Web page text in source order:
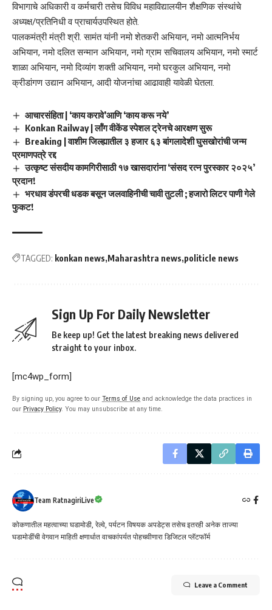
विभागाचे अधिकारी व कर्मचारी तसेच विविध महाविद्यालयीन शैक्षणिक संस्थांचे
अध्यक्ष/प्रतिनिधी व प्राचार्यउपस्थित होते.
पालकमंत्री मंत्री श्री. सामंत यांनी नमो शेतकरी अभियान, नमो आत्मनिर्भय
अभियान, नमो दलित सन्मान अभियान, नमो ग्राम सचिवालय अभियान, नमो स्मार्ट
शाळा अभियान, नमो दिव्यांग शक्ती अभियान, नमो घरकुल अभियान, नमो
क्रीडांगण उद्यान अभियान, आदी योजनांचा आढावाही यावेळी घेतला.
आचारसंहिता | ‘काय करावे’आणि ‘काय करू नये’
Konkan Railway | लॉंग वीकेंड स्पेशल ट्रेनचे आरक्षण सुरू
Breaking | वाशीम जिल्ह्यातील ३ हजार ६३ बांगलादेशी घुसखोरांची जन्म
प्रमाणपत्रे रद्द
उत्कृष्ट संसदीय कामगिरीसाठी १७ खासदारांना ‘संसद रत्न पुरस्कार २०२५’
प्रदान!
भरधाव डंपरची धडक बसून जलवाहिनीची चावी तुटली ; हजारो लिटर पाणी गेले
फुकट!
TAGGED: konkan news Maharashtra news politicle news
Sign Up For Daily Newsletter
Be keep up! Get the latest breaking news delivered
straight to your inbox.
[mc4wp_form]
By signing up, you agree to our Terms of Use and acknowledge the data practices in
our Privacy Policy. You may unsubscribe at any time.
Team RatnagiriLive
कोकणातील महत्वाच्या घडामोडी, रेल्वे, पर्यटन विषयक अपडेट्स तसेच इतरही अनेक ताज्या
घडामोडींची वेगवान माहिती क्षणार्धात वाचकांपर्यत पोहचवीणारा डिजिटल प्लॅटफॉर्म
Leave a Comment